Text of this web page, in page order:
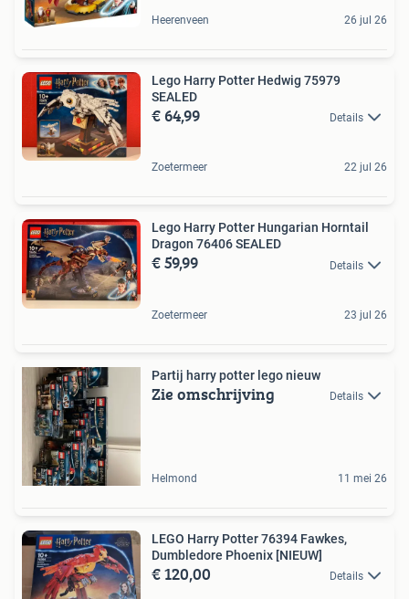
Heerenveen 26 jul 26
Lego Harry Potter Hedwig 75979
SEALED
€ 64,99 Details
Zoetermeer 22 jul 26
Lego Harry Potter Hungarian Horntail
Dragon 76406 SEALED
€ 59,99 Details
Zoetermeer 23 jul 26
Partij harry potter lego nieuw
Zie omschrijving Details
Helmond 11 mei 26
LEGO Harry Potter 76394 Fawkes,
Dumbledore Phoenix [NIEUW]
€ 120,00 Details